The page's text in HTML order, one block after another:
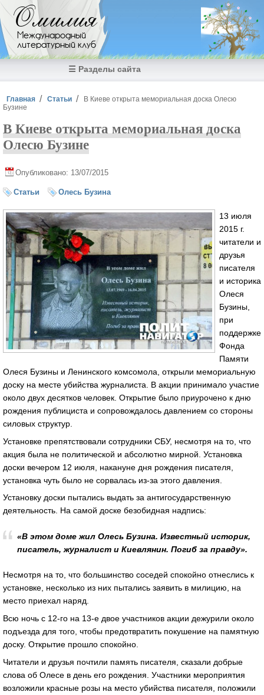
Перейти к основному содержанию
Омилия
Международный
литературный клуб
☰ Разделы сайта
Вы здесь
Главная Статьи
В Киеве открыта мемориальная доска Олесю
Бузине
В Киеве открыта мемориальная доска
Олесю Бузине
Опубликовано: 13/07/2015
Статьи Олесь Бузина
13 июля
2015 г.
читатели и
друзья
писателя
и историка
Олеся
Бузины,
при
поддержке
Фонда
Памяти
Олеся Бузины и Ленинского комсомола, открыли мемориальную
доску на месте убийства журналиста. В акции принимало участие
около двух десятков человек. Открытие было приурочено к дню
рождения публициста и сопровождалось давлением со стороны
силовых структур.
Установке препятствовали сотрудники СБУ, несмотря на то, что
акция была не политической и абсолютно мирной. Установка
доски вечером 12 июля, накануне дня рождения писателя,
установка чуть было не сорвалась из-за этого давления.
Установку доски пытались выдать за антигосударственную
деятельность. На самой доске безобидная надпись:
«В этом доме жил Олесь Бузина. Известный историк,
писатель, журналист и Киевлянин. Погиб за правду».
Несмотря на то, что большинство соседей спокойно отнеслись к
установке, несколько из них пытались заявить в милицию, на
место приехал наряд.
Всю ночь с 12-го на 13-е двое участников акции дежурили около
подъезда для того, чтобы предотвратить покушение на памятную
доску. Открытие прошло спокойно.
Читатели и друзья почтили память писателя, сказали добрые
слова об Олесе в день его рождения. Участники мероприятия
возложили красные розы на место убийства писателя, положили